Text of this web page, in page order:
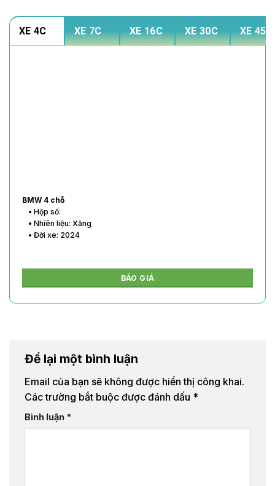
XE 4C XE 7C XE 16C XE 30C XE 45C
BMW 4 chỗ
• Hộp số:
• Nhiên liệu: Xăng
• Đời xe: 2024
BÁO GIÁ
Để lại một bình luận
Email của bạn sẽ không được hiển thị công khai.
Các trường bắt buộc được đánh dấu *
Bình luận *